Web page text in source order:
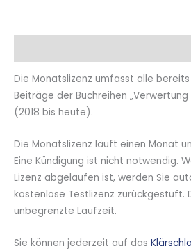
Die Monatslizenz umfasst alle
Beiträge der Buchreihen „Verwertung
(2018 bis heute).
Die Monatslizenz läuft einen Monat
Eine Kündigung ist nicht notwendig.
Lizenz abgelaufen ist, werden Sie
kostenlose Testlizenz zurückgestuft.
unbegrenzte Laufzeit.
Sie können jederzeit auf das